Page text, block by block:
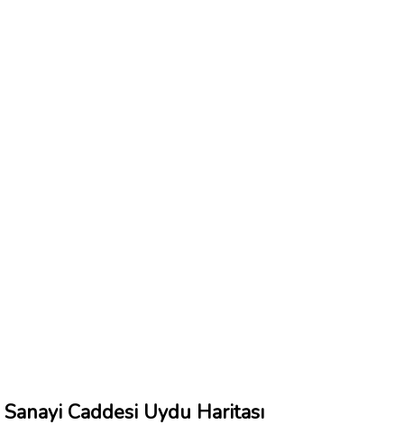
Sanayi Caddesi Uydu Haritası